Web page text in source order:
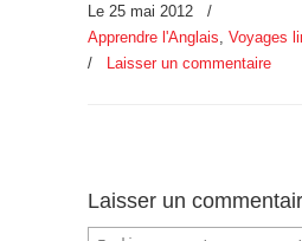
Le 25 mai 2012
/
Apprendre l'Anglais, Voyages
/
Laisser un commentaire
Laisser un